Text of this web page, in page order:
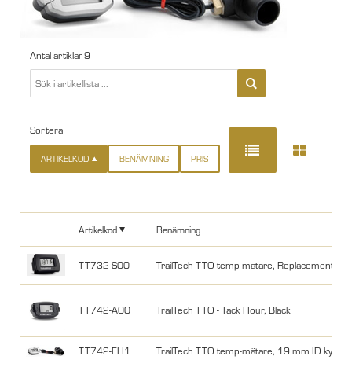
Antal artiklar9
Sortera
ARTIKELKOD BENÄMNING PRIS
Artikelkod Benämning
TT732-S00 TrailTech TTO temp-mätare, Replacement
TT742-A00 TrailTech TTO - Tack Hour, Black
TT742-EH1 TrailTech TTO temp-mätare, 19 mm ID